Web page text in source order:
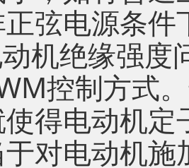
弦电源条
机绝缘强度
控制方式
得电动机
对电动机